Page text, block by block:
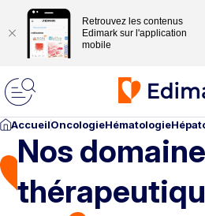
Retrouvez les contenus
Edimark sur l'application
mobile
AccueilOncologieHématologie
Nos